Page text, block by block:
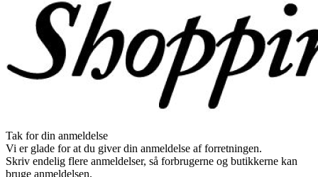
Tak for din anmeldelse
Vi er glade for at du giver din anmeldelse af forretningen.
Skriv endelig flere anmeldelser, så forbrugerne og butikkerne kan
bruge anmeldelsen.